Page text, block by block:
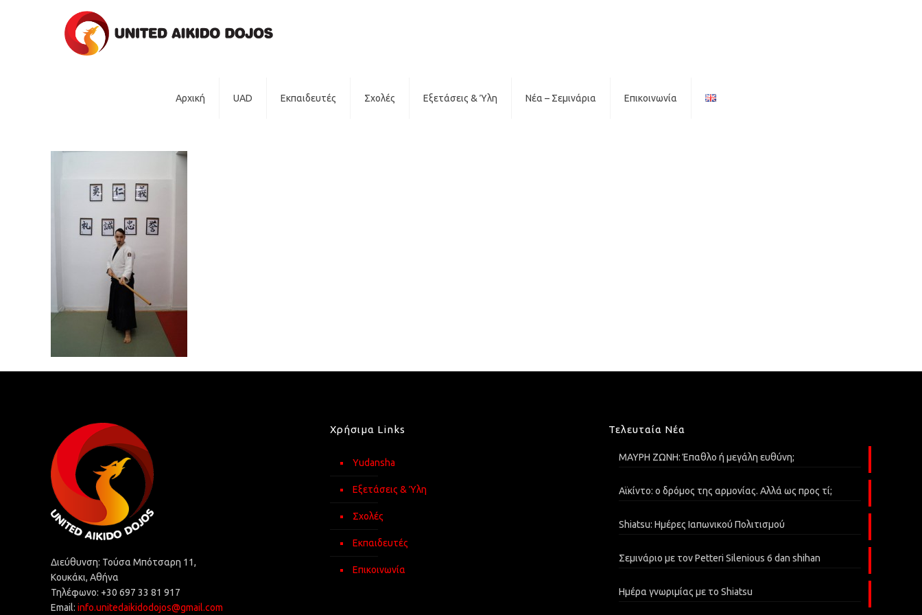
Αρχική UAD Εκπαιδευτές Σχολές Εξετάσεις & Ύλη Νέα – Σεμινάρια Επικοινωνία
Διεύθυνση: Τούσα Μπότσαρη 11,
Κουκάκι, Αθήνα
Τηλέφωνο: +30 697 33 81 917
Email:info.unitedaikidodojos@gmail.com
Χρήσιμα Links
Yudansha
Εξετάσεις & Ύλη
Σχολές
Εκπαιδευτές
Επικοινωνία
Τελευταία Νέα
ΜΑΥΡΗ ΖΩΝΗ: Έπαθλο ή μεγάλη ευθύνη;
Αϊκίντο: o δρόμος της αρμονίας. Αλλά ως προς τί;
Shiatsu: Ημέρες Ιαπωνικού Πολιτισμού
Σεμινάριο με τον Petteri Silenious 6 dan shihan
Ημέρα γνωριμίας με το Shiatsu